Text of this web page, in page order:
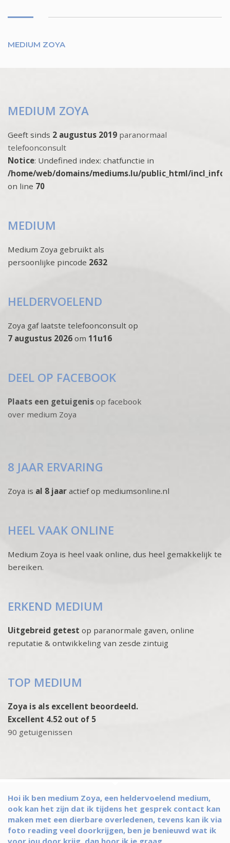
MEDIUM ZOYA
MEDIUM ZOYA
Geeft sinds 2 augustus 2019 paranormaal
telefoonconsult
Notice: Undefined index: chatfunctie in
/home/web/domains/mediums.lu/public_html/
on line 70
MEDIUM
Medium Zoya gebruikt als
persoonlijke pincode 2632
HELDERVOELEND
Zoya gaf laatste telefoonconsult op
7 augustus 2026 om 11u16
DEEL OP FACEBOOK
Plaats een getuigenis op facebook
over medium Zoya
8 JAAR ERVARING
Zoya is al 8 jaar actief op mediumsonline.nl
HEEL VAAK ONLINE
Medium Zoya is heel vaak online, dus heel gemakkelijk te
bereiken.
ERKEND MEDIUM
Uitgebreid getest op paranormale gaven, online
reputatie & ontwikkeling van zesde zintuig
TOP MEDIUM
Zoya is als excellent beoordeeld.
Excellent 4.52 out of 5
90 getuigenissen
Hoi ik ben medium Zoya, een heldervoelend medium,
ook kan het zijn dat ik tijdens het gesprek contact kan
maken met een dierbare overledenen, tevens kan ik via
foto reading veel doorkrijgen, ben je benieuwd wat ik